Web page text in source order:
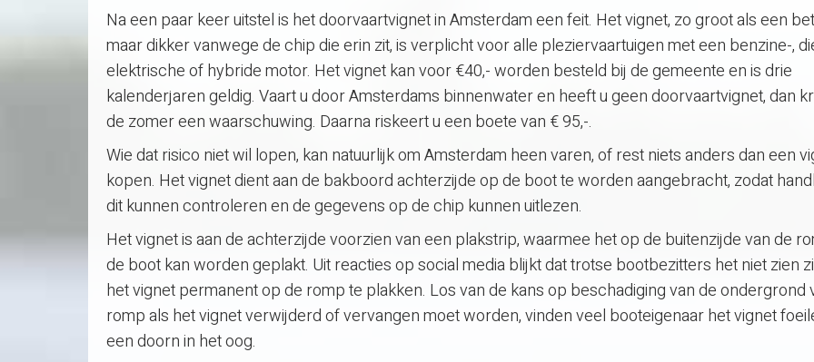
Na een paar keer uitstel is het doorvaartvignet in Amsterdam een feit. Het vignet, zo groot als een
maar dikker vanwege de chip die erin zit, is verplicht voor alle pleziervaartuigen met een benzine-,
elektrische of hybride motor. Het vignet kan voor €40,- worden besteld bij de gemeente en is drie
kalenderjaren geldig. Vaart u door Amsterdams binnenwater en heeft u geen doorvaartvignet, dan
de zomer een waarschuwing. Daarna riskeert u een boete van € 95,-.
Wie dat risico niet wil lopen, kan natuurlijk om Amsterdam heen varen, of rest niets anders dan een
kopen. Het vignet dient aan de bakboord achterzijde op de boot te worden aangebracht, zodat
dit kunnen controleren en de gegevens op de chip kunnen uitlezen.
Het vignet is aan de achterzijde voorzien van een plakstrip, waarmee het op de buitenzijde van de
de boot kan worden geplakt. Uit reacties op social media blijkt dat trotse bootbezitters het niet zien
het vignet permanent op de romp te plakken. Los van de kans op beschadiging van de ondergrond
romp als het vignet verwijderd of vervangen moet worden, vinden veel booteigenaar het vignet
een doorn in het oog.